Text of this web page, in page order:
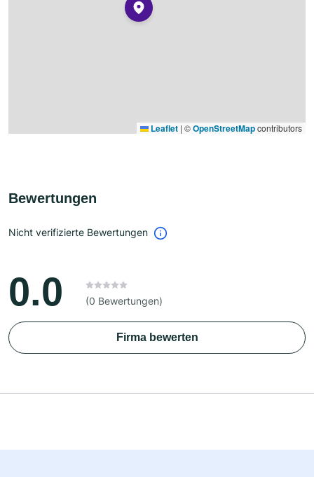
Leaflet | ©OpenStreetMapcontributors
Bewertungen
Nicht verifizierte Bewertungen
0.0 (0 Bewertungen)
Firma bewerten